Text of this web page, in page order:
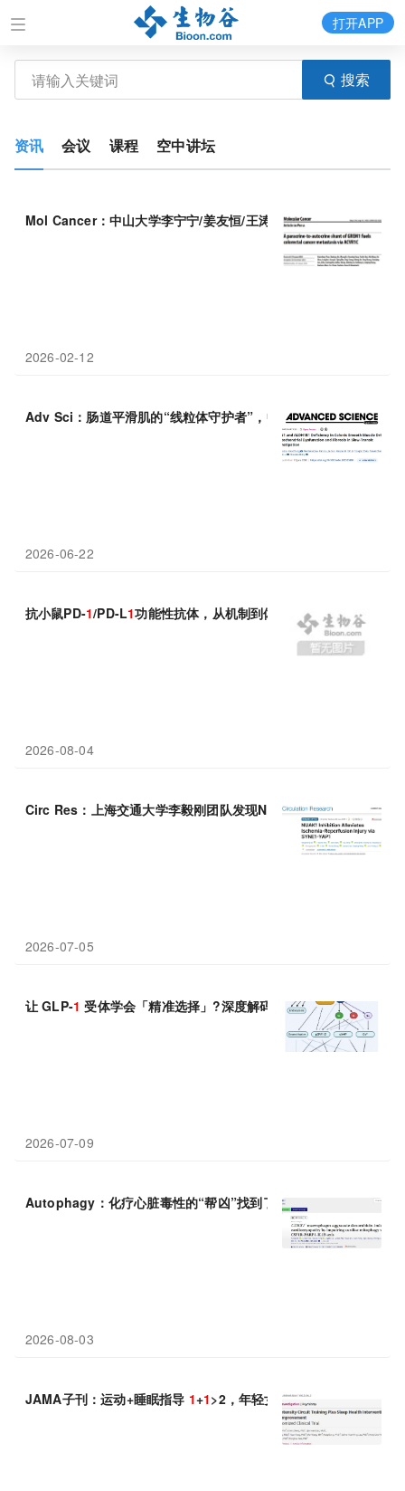
搜索
打开APP
资讯 会议 课程 空中讲坛
Mol Cancer：中山大学李宁宁/姜友恒/王涛发现GREM1的旁分泌-
2026-02-12
Adv Sci：肠道平滑肌的“线粒体守护者”，中国学者发现BIN1与
2026-06-22
抗小鼠PD-1/PD-L1功能性抗体，从机制到体内实验设计
2026-08-04
Circ Res：上海交通大学李毅刚团队发现NUAK1-SYNE -YAP1
2026-07-05
让 GLP-1 受体学会「精准选择」?深度解码偏向型 GLP-1RA 激
2026-07-09
Autophagy：化疗心脏毒性的“帮凶”找到了，上海交通大学邵琴
2026-08-03
JAMA子刊：运动+睡眠指导 1+1>2，年轻女性 8 周收获优质睡眠